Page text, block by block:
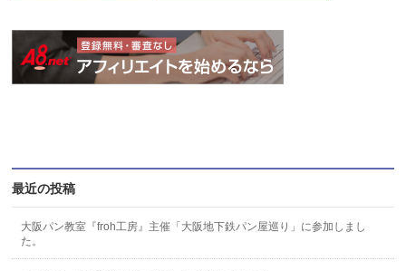
最近の投稿
大阪パン教室『froh工房』主催「大阪地下鉄パン屋巡り」に参加しまし
た。